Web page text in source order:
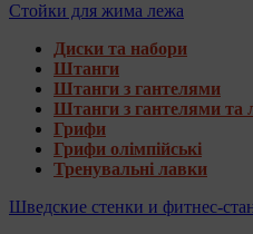
Стойки для жима лежа
Диски та набори
Штанги
Штанги з гантелями
Штанги з гантелями та
Грифи
Грифи олімпійські
Тренувальні лавки
Шведские стенки и фитнес-